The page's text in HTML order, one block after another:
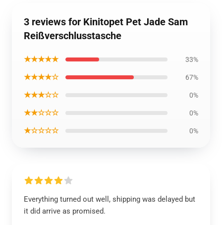
3 reviews for Kinitopet Pet Jade Sam
Reißverschlusstasche
★★★★★ 33%
★★★★☆ 67%
★★★☆☆ 0%
★★☆☆☆ 0%
★☆☆☆☆ 0%
Everything turned out well, shipping was delayed but
it did arrive as promised.